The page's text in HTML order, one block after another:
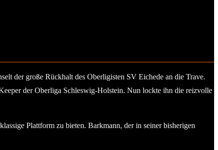
der große Rückhalt des Oberligisten SV Eichede an die Trave.
der Oberliga Schleswig-Holstein. Nun lockte ihn die reizvolle
Plattform zu bieten. Barkmann, der in seiner bisherigen